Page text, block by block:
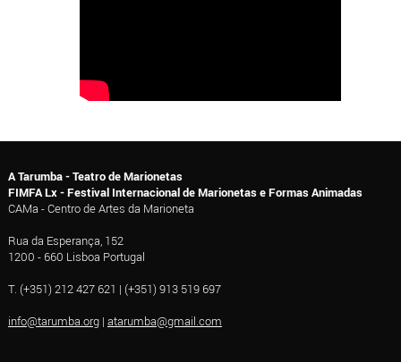
A Tarumba - Teatro de Marionetas
FIMFA Lx - Festival Internacional de Marionetas e Formas Animadas
CAMa - Centro de Artes da Marioneta
Rua da Esperança, 152
1200 - 660 Lisboa Portugal
T. (+351) 212 427 621 | (+351) 913 519 697
info@tarumba.org| atarumba@gmail.com